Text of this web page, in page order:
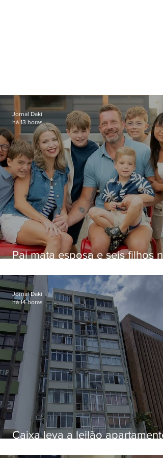
Pai mata esposa e seis filhos
Jornal Daki
há 13 horas
Caixa leva a leilão apartamento
Jornal Daki
há 14 horas